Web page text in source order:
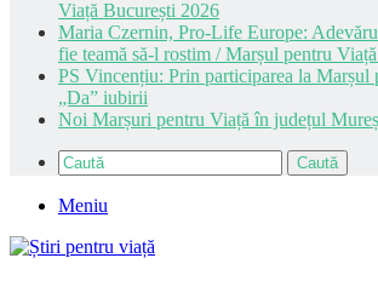
Viață București 2026
Maria Czernin, Pro-Life Europe:
fie teamă să-l rostim / Marșul pentru
PS Vincențiu: Prin participarea la Marșul
„Da” iubirii
Noi Marșuri pentru Viață în județul
Caută
Meniu